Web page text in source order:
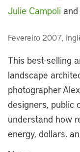
Julie Campoli
Fevereiro 2007,
This best-selling
landscape
photographer
designers, public
understand how
energy, dollars,